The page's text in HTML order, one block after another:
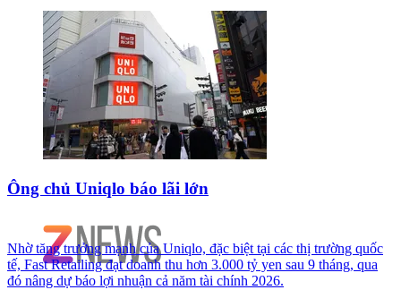
Ông chủ Uniqlo báo lãi lớn
Nhờ tăng trưởng mạnh của Uniqlo, đặc biệt tại các thị trường quốc
tế, Fast Retailing đạt doanh thu hơn 3.000 tỷ yen sau 9 tháng, qua
đó nâng dự báo lợi nhuận cả năm tài chính 2026.